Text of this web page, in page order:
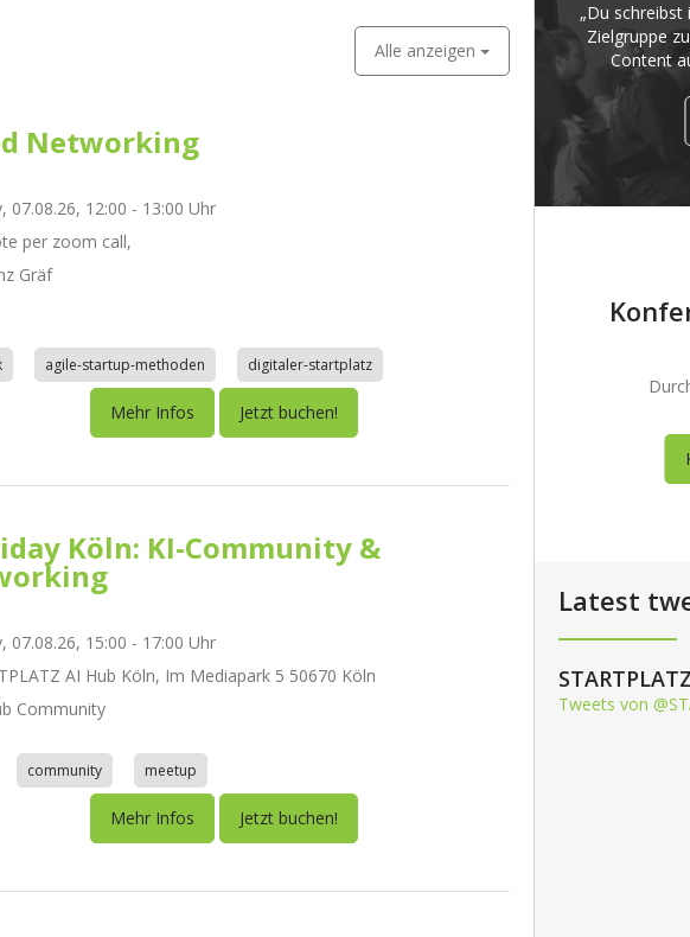
Alle anzeigen
Networking
07.08.26, 12:00 - 13:00 Uhr
per zoom call,
Gräf
agile-startup-methoden digitaler-startplatz
Mehr Infos Jetzt buchen!
Köln: KI-Community &
07.08.26, 15:00 - 17:00 Uhr
AI Hub Köln, Im Mediapark 5 50670 Köln
Community
community meetup
Mehr Infos Jetzt buchen!
„Du
Zielgruppe
Content
Latest
STARTPLATZ
Tweets von